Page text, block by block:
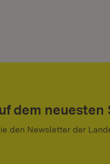
dem neuesten
den Newsletter der